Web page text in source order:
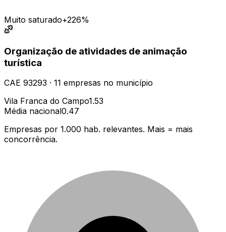
Muito saturado+226%
Organização de atividades de animação
turística
CAE 93293 · 11 empresas no município
Vila Franca do Campo1.53
Média nacional0.47
Empresas por 1.000 hab. relevantes. Mais = mais
concorrência.